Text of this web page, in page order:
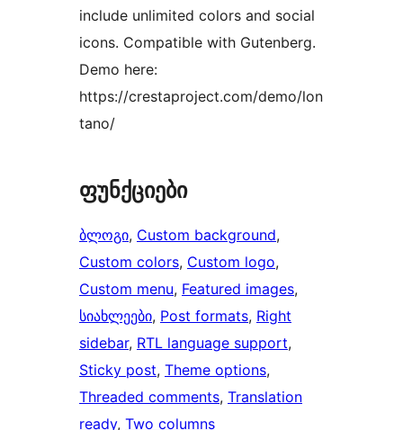
include unlimited colors and social
icons. Compatible with Gutenberg.
Demo here:
https://crestaproject.com/demo/lon
tano/
ფუნქციები
ბლოგი, Custom background
Custom colors, Custom logo
Custom menu, Featured images
სიახლეები, Post formats, Right
sidebar, RTL language support
Sticky post, Theme options
Threaded comments, Translation
ready, Two columns